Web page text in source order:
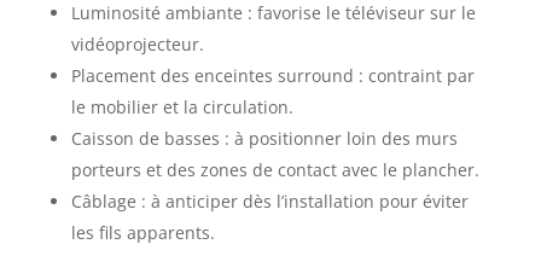
Luminosité ambiante : favorise le téléviseur sur le
vidéoprojecteur.
Placement des enceintes surround : contraint par
le mobilier et la circulation.
Caisson de basses : à positionner loin des murs
porteurs et des zones de contact avec le plancher.
Câblage : à anticiper dès l’installation pour éviter
les fils apparents.